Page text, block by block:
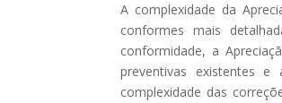
A complexidade da
conformes mais
conformidade, a
preventivas existentes
complexidade das